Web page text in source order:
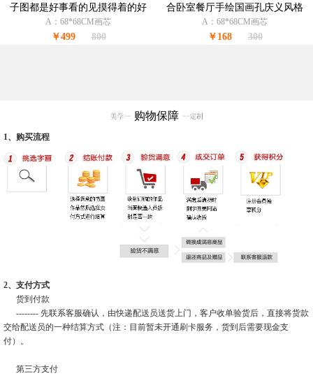
子图都是好事看的见摸得着的好
事
A：68*68CM画芯
￥499 800
合卧室餐厅手绘国画孔庆义风格
国画
A：68*68CM画芯
￥168 300
购物保障
1、购买流程
2、支付方式
货到付款
-------- 先联系客服确认，由快递配送员送货上门，客户收单验货后，直接将货款
交给配送员的一种结算方式（注：目前暂未开通刷卡服务，货到后需要现金支
付）。
第三方支付